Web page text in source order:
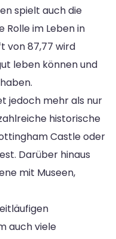
spielt auch die
im Leben in
von 87,77 wird
leben können und
jedoch mehr als nur
historische
Castle oder
Darüber hinaus
mit Museen,
auch viele